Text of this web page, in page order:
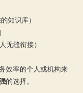
知识库）
无缝衔接）
效率的个人或机构来
的选择。